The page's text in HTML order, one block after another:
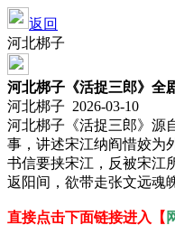
返回
河北梆子
河北梆子《活捉三郎》全
河北梆子 2026-03-10
河北梆子《活捉三郎》源
事，讲述宋江纳阎惜姣为
书信要挟宋江，反被宋江
返阳间，欲带走张文远魂
直接点击下面链接进入【